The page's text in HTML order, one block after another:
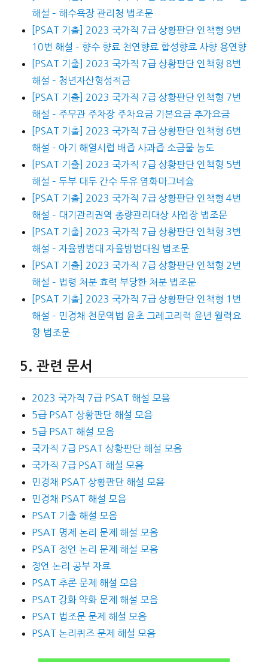
해설 – 해수욕장 관리청 법조문
[PSAT 기출] 2023 국가직 7급 상황판단 인책형 9번
10번 해설 – 향수 향료 천연향료 합성향료 사향 용연향
[PSAT 기출] 2023 국가직 7급 상황판단 인책형 8번
해설 – 청년자산형성적금
[PSAT 기출] 2023 국가직 7급 상황판단 인책형 7번
해설 – 주무관 주차장 주차요금 기본요금 추가요금
[PSAT 기출] 2023 국가직 7급 상황판단 인책형 6번
해설 – 아기 해열시럽 배즙 사과즙 소금물 농도
[PSAT 기출] 2023 국가직 7급 상황판단 인책형 5번
해설 – 두부 대두 간수 두유 염화마그네슘
[PSAT 기출] 2023 국가직 7급 상황판단 인책형 4번
해설 – 대기관리권역 총량관리대상 사업장 법조문
[PSAT 기출] 2023 국가직 7급 상황판단 인책형 3번
해설 – 자율방범대 자율방범대원 법조문
[PSAT 기출] 2023 국가직 7급 상황판단 인책형 2번
해설 – 법령 처분 효력 부당한 처분 법조문
[PSAT 기출] 2023 국가직 7급 상황판단 인책형 1번
해설 – 민경채 천문역법 윤초 그레고리력 윤년 월력요
항 법조문
관련 문서
2023 국가직 7급 PSAT 해설 모음
5급 PSAT 상황판단 해설 모음
5급 PSAT 해설 모음
국가직 7급 PSAT 상황판단 해설 모음
국가직 7급 PSAT 해설 모음
민경채 PSAT 상황판단 해설 모음
민경채 PSAT 해설 모음
PSAT 기출 해설 모음
PSAT 명제 논리 문제 해설 모음
PSAT 정언 논리 문제 해설 모음
정언 논리 공부 자료
PSAT 추론 문제 해설 모음
PSAT 강화 약화 문제 해설 모음
PSAT 법조문 문제 해설 모음
PSAT 논리퀴즈 문제 해설 모음